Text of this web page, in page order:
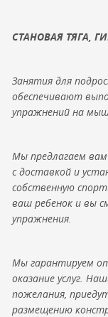
СТАНОВАЯ ТЯГА,
Занятия для
обеспечивают
упражнений на
Мы предлагаем вам
с доставкой и
собственную
ваш ребенок и вы
упражнения.
Мы гарантируем
оказание услуг.
пожелания,
размещению